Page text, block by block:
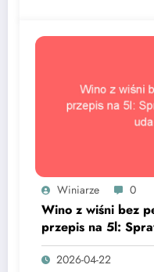
Winiarze 0
Wino z wiśni bez
przepis na 5l:
sekret udanego
2026-04-22